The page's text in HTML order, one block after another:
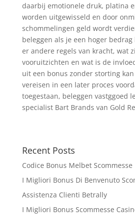
daarbij emotionele druk, platina
worden uitgewisseld en door
schommelingen geld wordt
beleggen als je een hoger
er andere regels van kracht, wat
vooruitzichten en wat is de
uit een bonus zonder storting
vereisen in een later proces
toegestaan, beleggen vastggoed
specialist Bart Brands van Gold
Recent Posts
Codice Bonus Melbet Scommesse
I Migliori Bonus Di Benvenuto
Assistenza Clienti Betrally
I Migliori Bonus Scommesse